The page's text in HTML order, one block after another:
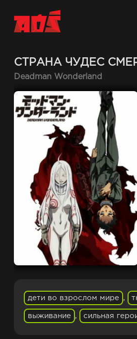
СТРАНА ЧУДЕС
Deadman Wonderland
дети во взрослом мире ,
выживание , сильная